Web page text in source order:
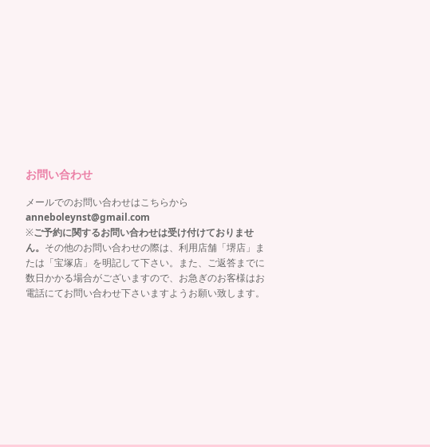
お問い合わせ
メールでのお問い合わせはこちらから
anneboleynst@gmail.com
※ご予約に関するお問い合わせは受け付けておりませ
ん。 その他のお問い合わせの際は、利用店舗「堺店」ま
たは「宝塚店」を明記して下さい。また、ご返答までに
数日かかる場合がございますので、お急ぎのお客様はお
電話にてお問い合わせ下さいますようお願い致します。